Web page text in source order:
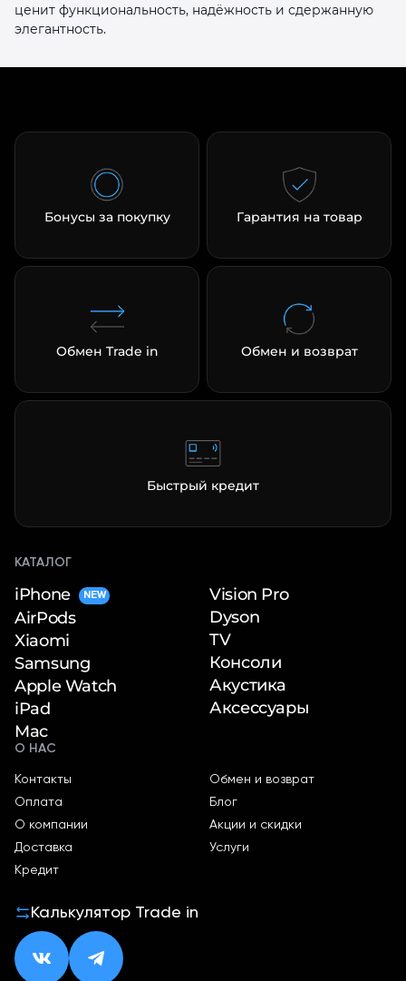
ценит функциональность, надёжность и сдержанную
элегантность.
Бонусы за покупку Гарантия на товар
Обмен Trade in Обмен и возврат
Быстрый кредит
КАТАЛОГ
iPhone NEW
AirPods
Xiaomi
Samsung
Apple Watch
iPad
Mac
Vision Pro
Dyson
TV
Консоли
Акустика
Аксессуары
О НАС
Контакты
Оплата
О компании
Доставка
Кредит
Обмен и возврат
Блог
Акции и скидки
Услуги
Калькулятор Trade in